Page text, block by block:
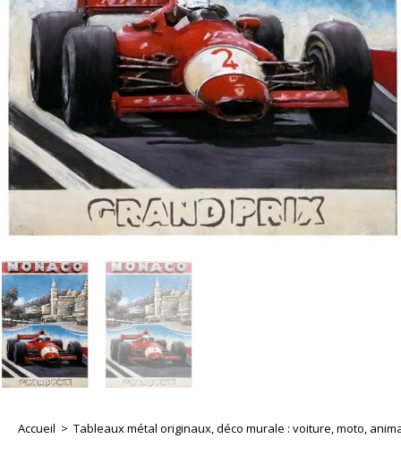
Accueil > Tableaux métal originaux, déco murale : voiture, moto,